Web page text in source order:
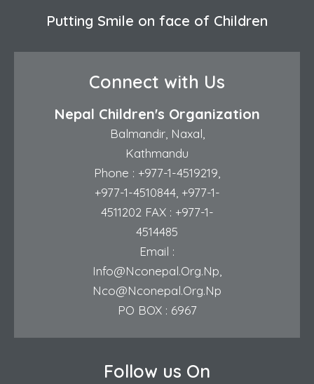
Putting Smile on face of Children
Connect with Us
Nepal Children's Organization
Balmandir, Naxal,
Kathmandu
Phone : +977-1-4519219
+977-1-4510844, +977-1-
4511202 FAX : +977-1-
4514485
Email :
Info@nconepal.org.np
Nco@nconepal.org.np
PO BOX : 6967
Follow us On